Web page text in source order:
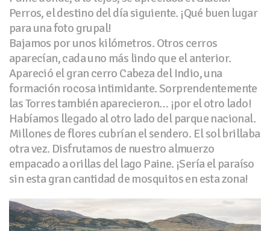
Perros, el destino del día siguiente. ¡Qué buen lugar
para una foto grupal!
Bajamos por unos kilómetros. Otros cerros
aparecían, cada uno más lindo que el anterior.
Apareció el gran cerro Cabeza del Indio, una
formación rocosa intimidante. Sorprendentemente
las Torres también aparecieron… ¡por el otro lado!
Habíamos llegado al otro lado del parque nacional.
Millones de flores cubrían el sendero. El sol brillaba
otra vez. Disfrutamos de nuestro almuerzo
empacado a orillas del lago Paine. ¡Sería el paraíso
sin esta gran cantidad de mosquitos en esta zona!